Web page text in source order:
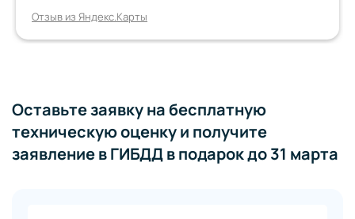
Отзыв из Яндекс.Карты
Оставьте заявку на бесплатную
техническую оценку и получите
заявление в ГИБДД в подарок до 31 марта